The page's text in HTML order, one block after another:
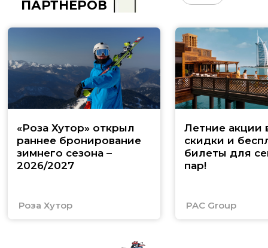
ПАРТНЁРОВ
«Роза Хутор» открыл
раннее бронирование
зимнего сезона –
2026/2027
Роза Хутор
Летние акции
скидки и
билеты для
пар!
PAC Group